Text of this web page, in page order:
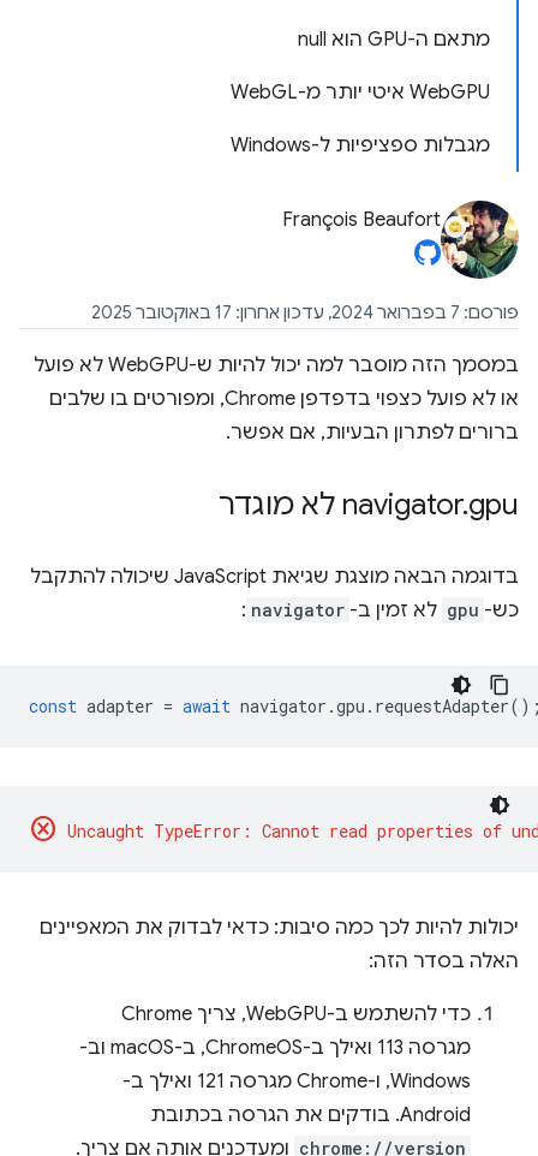
מתאם ה-GPU הוא null
‫WebGPU איטי יותר מ-WebGL
מגבלות ספציפיות ל-Windows
François Beaufort
פורסם: 7 בפברואר 2024, עדכון אחרון: 17 באוקטובר 2025
במסמך הזה מוסבר למה יכול להיות ש-WebGPU לא פועל
או לא פועל כצפוי בדפדפן Chrome, ומפורטים בו שלבים
ברורים לפתרון הבעיות, אם אפשר.
‫navigator.gpu לא מוגדר
בדוגמה הבאה מוצגת שגיאת JavaScript שיכולה להתקבל
כש- gpu לא זמין ב- navigator
:
const adapter = await navigator .gpu . requestAdapter
cancel
יכולות להיות לכך כמה סיבות: כדאי לבדוק את המאפיינים
האלה בסדר הזה:
כדי להשתמש ב-WebGPU, צריך Chrome
מגרסה 113 ואילך ב-ChromeOS, ב-macOS וב-
Windows, ו-Chrome מגרסה 121 ואילך ב-
Android. בודקים את הגרסה בכתובת
chrome://version ומעדכנים אותה אם צריך.